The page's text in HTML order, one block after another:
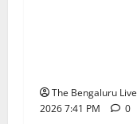
The Bengaluru Live
2026 7:41 PM
0